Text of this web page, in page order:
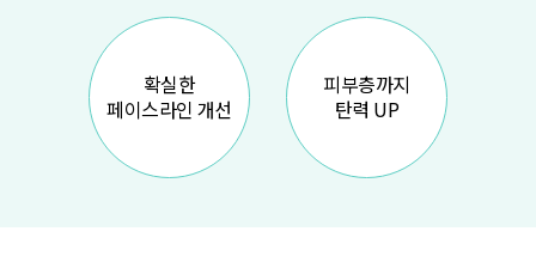
확실한
페이스라인 개선
피부층까지
탄력 UP